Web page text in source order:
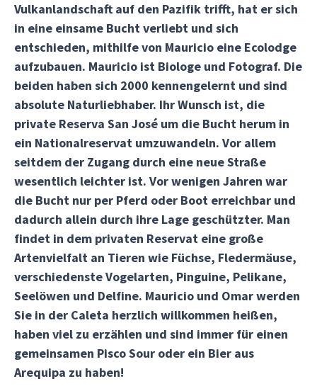
Vulkanlandschaft auf den Pazifik trifft, hat er sich
in eine einsame Bucht verliebt und sich
entschieden, mithilfe von Mauricio eine Ecolodge
aufzubauen. Mauricio ist Biologe und Fotograf. Die
beiden haben sich 2000 kennengelernt und sind
absolute Naturliebhaber. Ihr Wunsch ist, die
private Reserva San José um die Bucht herum in
ein Nationalreservat umzuwandeln. Vor allem
seitdem der Zugang durch eine neue Straße
wesentlich leichter ist. Vor wenigen Jahren war
die Bucht nur per Pferd oder Boot erreichbar und
dadurch allein durch ihre Lage geschützter. Man
findet in dem privaten Reservat eine große
Artenvielfalt an Tieren wie Füchse, Fledermäuse,
verschiedenste Vogelarten, Pinguine, Pelikane,
Seelöwen und Delfine. Mauricio und Omar werden
Sie in der Caleta herzlich willkommen heißen,
haben viel zu erzählen und sind immer für einen
gemeinsamen Pisco Sour oder ein Bier aus
Arequipa zu haben!